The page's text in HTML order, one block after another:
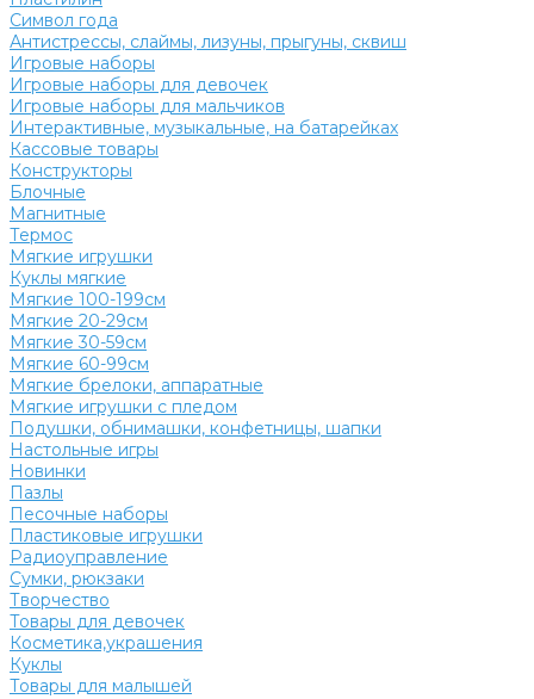
Символ года
Антистрессы, слаймы, лизуны, прыгуны, сквиш
Игровые наборы
Игровые наборы для девочек
Игровые наборы для мальчиков
Интерактивные, музыкальные, на батарейках
Кассовые товары
Конструкторы
Блочные
Магнитные
Термос
Мягкие игрушки
Куклы мягкие
Мягкие 100-199см
Мягкие 20-29см
Мягкие 30-59см
Мягкие 60-99см
Мягкие брелоки, аппаратные
Мягкие игрушки с пледом
Подушки, обнимашки, конфетницы, шапки
Настольные игры
Новинки
Пазлы
Песочные наборы
Пластиковые игрушки
Радиоуправление
Сумки, рюкзаки
Творчество
Товары для девочек
Косметика,украшения
Куклы
Товары для малышей